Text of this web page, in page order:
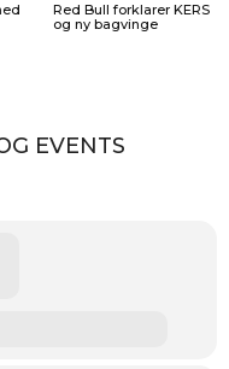
Red Bull forklarer KERS
og ny bagvinge
EVENTS